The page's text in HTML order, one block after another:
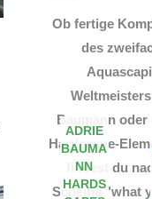
Ob fertige
des
Baumann oder
Hardscape-
findest du
Schema "what
ADRIE
BAUMA
NN
HARDS